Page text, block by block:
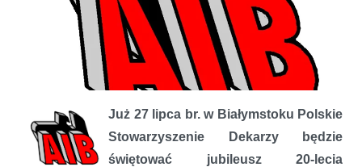
AIB Partnerem Strategicznym 20-lecia PSD
Już 27 lipca br. w Białymstoku Polskie
Stowarzyszenie Dekarzy będzie
świętować jubileusz 20-lecia